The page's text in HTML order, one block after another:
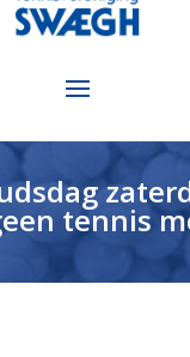
tennis